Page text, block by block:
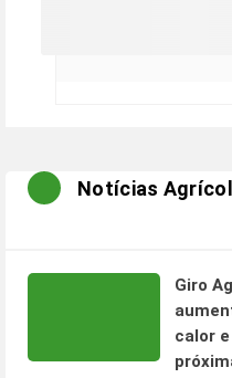
Notícias
Giro
calor